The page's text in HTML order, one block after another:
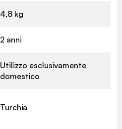
4,8 kg
2 anni
Utilizzo esclusivamente
domestico
Turchia